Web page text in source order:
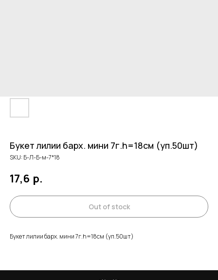
Букет лилии барх. мини 7г.h=18см (уп.50шт)
SKU:Б-Л-Б-м-7*18
17,6 р.
Out of stock
Букет лилии барх. мини 7г.h=18см (уп.50шт)